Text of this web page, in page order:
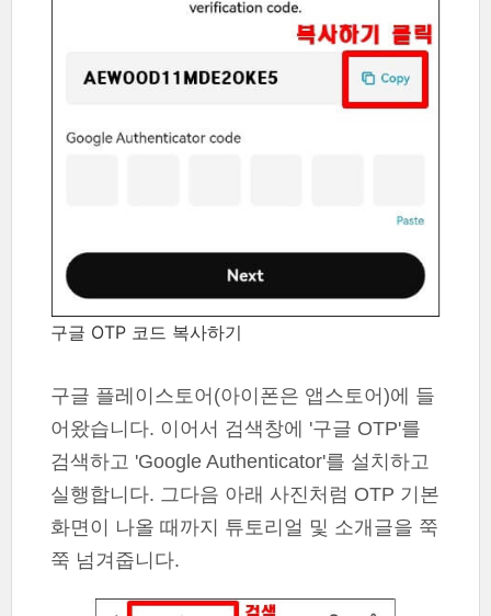
구글 OTP 코드 복사하기
구글 플레이스토어(아이폰은 앱스토어)에 들
어왔습니다. 이어서 검색창에 '구글 OTP'를
검색하고 'Google Authenticator'를 설치하고
실행합니다. 그다음 아래 사진처럼 OTP 기본
화면이 나올 때까지 튜토리얼 및 소개글을 쭉
쭉 넘겨줍니다.